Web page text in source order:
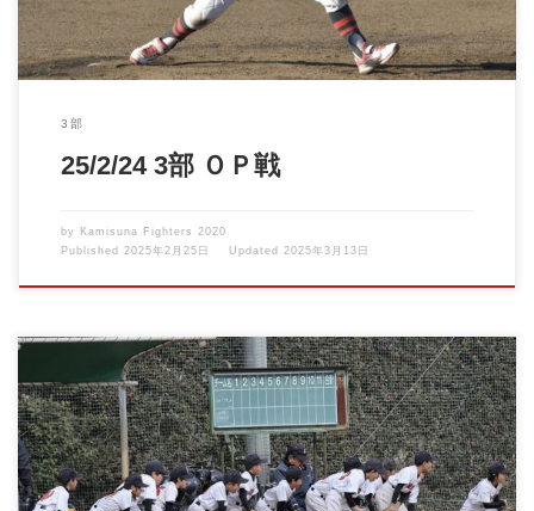
3部
25/2/24 3部 ＯＰ戦
by Kamisuna Fighters 2020
Published
2025年2月25日 Updated 2025年3月13日
ニューナインさんとの練習試合が行われました！ 冷たい北風が吹
く中、選手達の元気な […]